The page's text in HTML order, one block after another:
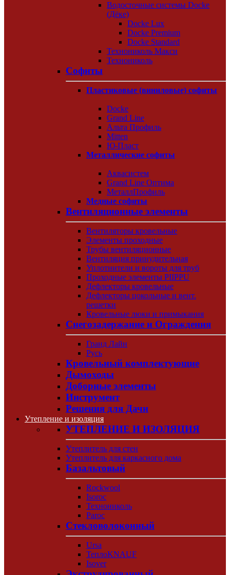
Водосточные системы Docke
(Дёке)
Docke Lux
Docke Premium
Docke Standard
Технониколь Макси
Технониколь
Софиты
Пластиковые (виниловые) софиты
Docke
Grand Line
Альта Профиль
Mitten
Ю-Пласт
Металлические софиты
Аквасистем
Grand Line Оптима
МеталлПрофиль
Медные софиты
Вентиляционные элементы
Вентиляторы кровельные
Элементы проходные
Трубы вентиляционные
Вентиляция принудительная
Уплотнители и вороты для труб
Проходные элементы PIIPPU
Дефлекторы кровельные
Дефлекторы цокольные и вент.
решетки
Кровельные люки и примыкания
Снегозадержание и Ограждения
Гранд Лайн
Русь
Кровельный комплектующие
Дымоходы
Доборные элементы
Инструмент
Решения для Дачи
Утепление и изоляция
УТЕПЛЕНИЕ И ИЗОЛЯЦИЯ
Утеплитель для стен
Утеплитель для каркасного дома
Базальтовый
Rockwool
Isoroc
Технониколь
Paroc
Стекловолоконный
Ursa
ТеплоKNAUF
Isover